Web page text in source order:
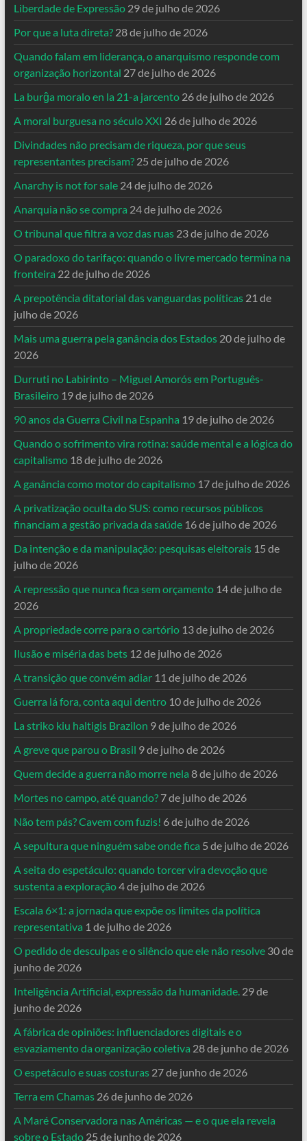
Liberdade de Expressão 29 de julho de 2026
Por que a luta direta? 28 de julho de 2026
Quando falam em liderança, o anarquismo responde com
organização horizontal 27 de julho de 2026
La burĝa moralo en la 21-a jarcento 26 de julho de 2026
A moral burguesa no século XXI 26 de julho de 2026
Divindades não precisam de riqueza, por que seus
representantes precisam? 25 de julho de 2026
Anarchy is not for sale 24 de julho de 2026
Anarquia não se compra 24 de julho de 2026
O tribunal que filtra a voz das ruas 23 de julho de 2026
O paradoxo do tarifaço: quando o livre mercado termina na
fronteira 22 de julho de 2026
A prepotência ditatorial das vanguardas políticas 21 de
julho de 2026
Mais uma guerra pela ganância dos Estados 20 de julho de
2026
Durruti no Labirinto – Miguel Amorós em Português-
Brasileiro 19 de julho de 2026
90 anos da Guerra Civil na Espanha 19 de julho de 2026
Quando o sofrimento vira rotina: saúde mental e a lógica do
capitalismo 18 de julho de 2026
A ganância como motor do capitalismo 17 de julho de 2026
A privatização oculta do SUS: como recursos públicos
financiam a gestão privada da saúde 16 de julho de 2026
Da intenção e da manipulação: pesquisas eleitorais 15 de
julho de 2026
A repressão que nunca fica sem orçamento 14 de julho de
2026
A propriedade corre para o cartório 13 de julho de 2026
Ilusão e miséria das bets 12 de julho de 2026
A transição que convém adiar 11 de julho de 2026
Guerra lá fora, conta aqui dentro 10 de julho de 2026
La striko kiu haltigis Brazilon 9 de julho de 2026
A greve que parou o Brasil 9 de julho de 2026
Quem decide a guerra não morre nela 8 de julho de 2026
Mortes no campo, até quando? 7 de julho de 2026
Não tem pás? Cavem com fuzis! 6 de julho de 2026
A sepultura que ninguém sabe onde fica 5 de julho de 2026
A seita do espetáculo: quando torcer vira devoção que
sustenta a exploração4 de julho de 2026
Escala 6×1: a jornada que expõe os limites da política
representativa 1 de julho de 2026
O pedido de desculpas e o silêncio que ele não resolve 30 de
junho de 2026
Inteligência Artificial, expressão da humanidade. 29 de
junho de 2026
A fábrica de opiniões: influenciadores digitais e o
esvaziamento da organização coletiva 28 de junho de 2026
O espetáculo e suas costuras 27 de junho de 2026
Terra em Chamas 26 de junho de 2026
A Maré Conservadora nas Américas — e o que ela revela
sobre o Estado 25 de junho de 2026